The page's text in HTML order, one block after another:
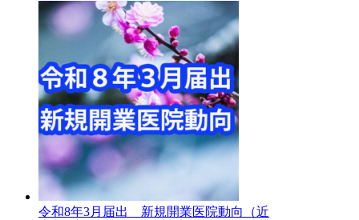
令和8年3月届出 新規開業医院動向（近